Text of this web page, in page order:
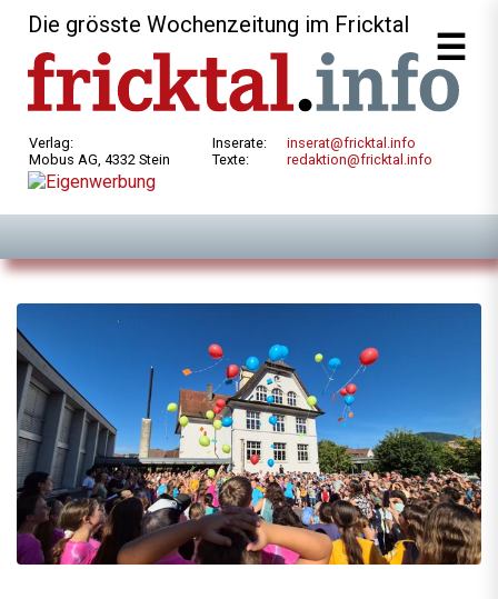
Die grösste Wochenzeitung im Fricktal
Verlag:
Mobus AG, 4332 Stein
Inserate:
Texte:
inserat@fricktal.info
redaktion@fricktal.info